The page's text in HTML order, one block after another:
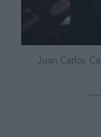
Juan Carlos